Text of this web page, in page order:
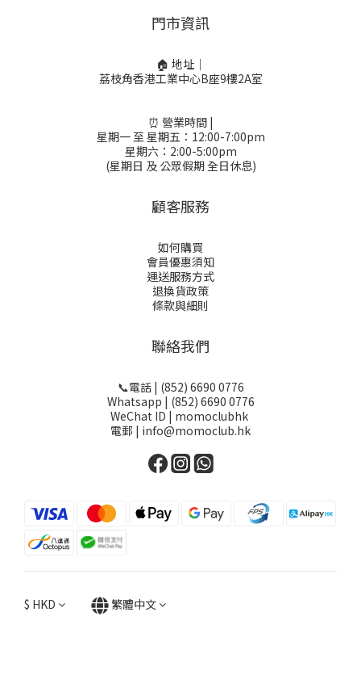
門市資訊
🏠 地址｜
荔枝角香港工業中心B座9樓2A室
⏰ 營業時間 |
星期一 至 星期五：12:00-7:00pm
星期六：2:00-5:00pm
(星期日 及 公眾假期 全日休息)
顧客服務
如何購買
會員優惠須知
運送服務方式
退換貨政策
條款與細則
聯絡我們
📞電話 | (852) 6690 0776
Whatsapp | (852) 6690 0776
WeChat ID | momoclubhk
電郵 | info@momoclub.hk
$ HKD 繁體中文